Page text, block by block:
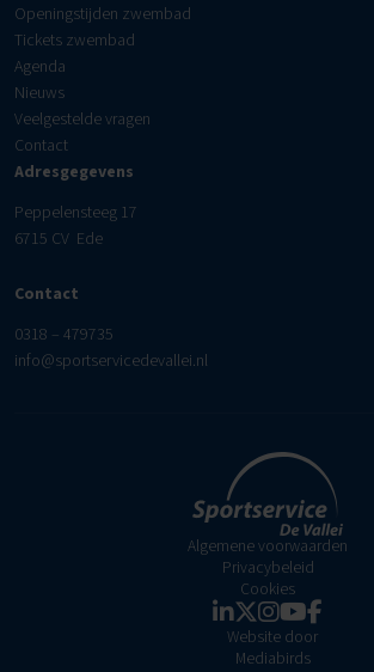
Openingstijden zwembad
Tickets zwembad
Agenda
Nieuws
Veelgestelde vragen
Contact
Adresgegevens
Peppelensteeg 17
6715 CV Ede
Contact
0318 – 479735
info@sportservicedevallei.nl
Algemene voorwaarden
Privacybeleid
Cookies
Website door
Mediabirds